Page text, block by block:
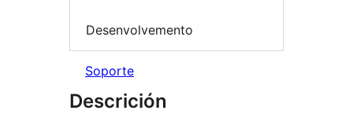
Desenvolvemento
Soporte
Descrición